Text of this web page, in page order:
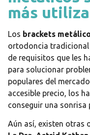
más
Los brackets
ortodoncia tradicional
de requisitos que les
para solucionar
populares del
accesible precio, los
conseguir una sonrisa
Aún así, existen otras